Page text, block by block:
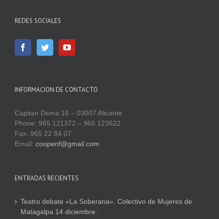
REDES SOCIALES
INFORMACION DE CONTACTO
Capitan Dema 16 – 03007 Alicante
Phone: 965 121372 – 965 123622
Fax: 965 22 84 07
Email: coopenf@gmail.com
ENTRADAS RECIENTES
Teatro debate «La Soberana». Colectivo de Mujeres de
Matagalpa 14 diciembre.